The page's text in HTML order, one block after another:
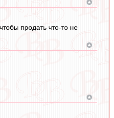
продать что-то не